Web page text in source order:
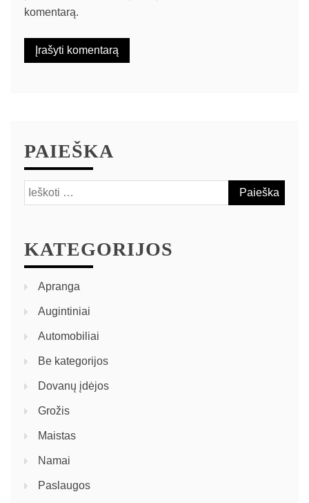
komentarą.
PAIEŠKA
KATEGORIJOS
Apranga
Augintiniai
Automobiliai
Be kategorijos
Dovanų įdėjos
Grožis
Maistas
Namai
Paslaugos